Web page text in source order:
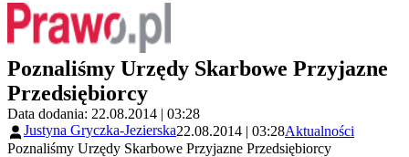
Poznaliśmy Urzędy Skarbowe Przyjazne
Przedsiębiorcy
Data dodania: 22.08.2014 | 03:28
Justyna Gryczka-Jezierska22.08.2014 | 03:28Aktualności
Poznaliśmy Urzędy Skarbowe Przyjazne Przedsiębiorcy